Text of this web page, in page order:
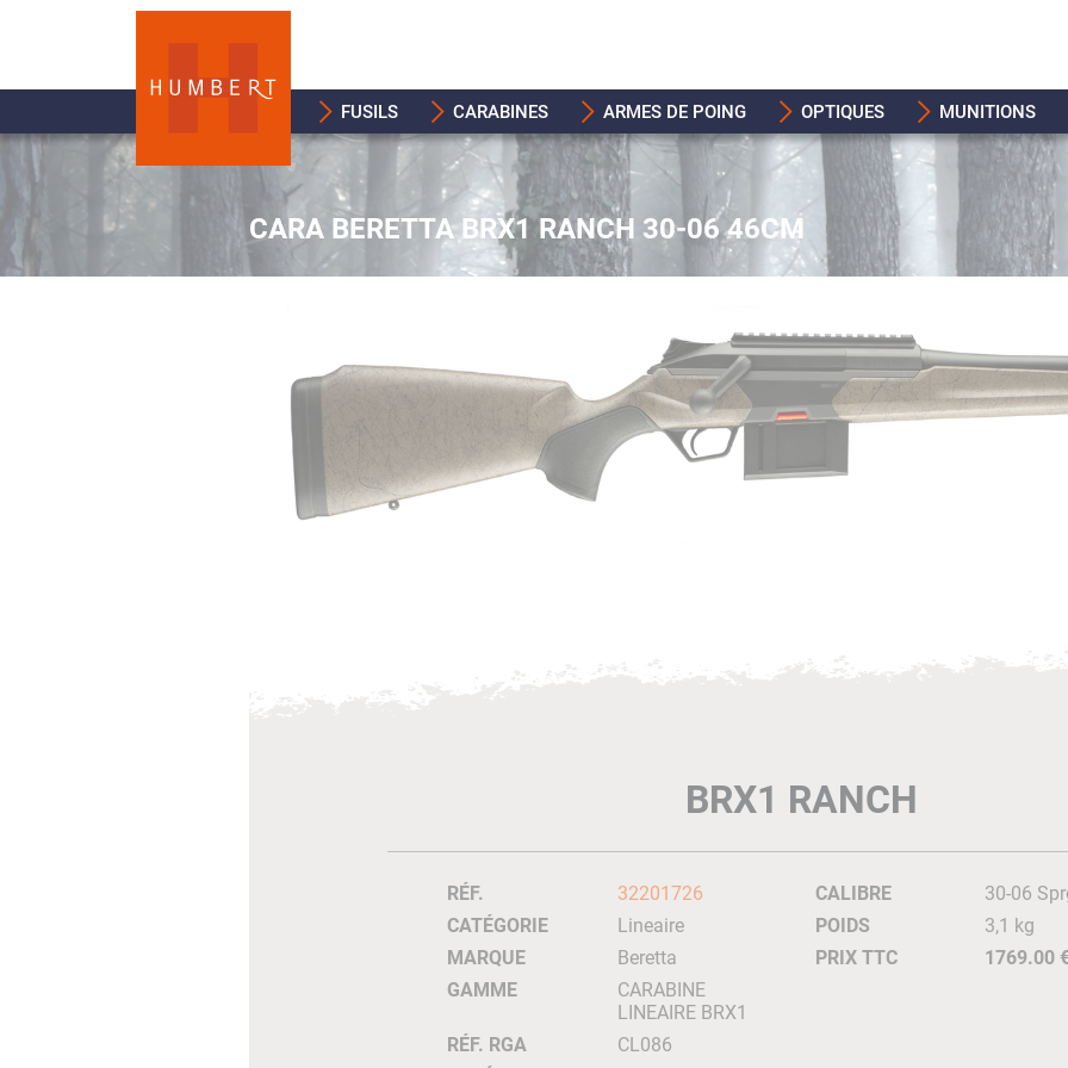
FUSILS CARABINES ARMES DE POING OPTIQUES MUNITIONS
CARA BERETTA BRX1 RANCH 30-06 46CM
BRX1 RANCH
RÉF.
32201726
CATÉGORIE
Lineaire
MARQUE
Beretta
GAMME
CARABINE
LINEAIRE BRX1
RÉF. RGA
CL086
CALIBRE
30-06
POIDS
3,1 kg
PRIX TTC
1769.00